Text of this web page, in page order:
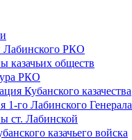
Лабинского РКО
казачьих обществ
РКО
Кубанского казачества
1-го Лабинского
ст. Лабинской
казачьего войска